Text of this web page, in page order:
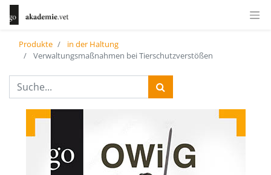
Produkte
in der Haltung
Verwaltungsmaßnahmen bei Tierschutzverstößen